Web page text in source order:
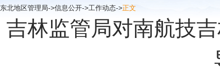
东北地区管理局->信息公开->工作动态->正文
吉林监管局对南航技
按
Alt
加